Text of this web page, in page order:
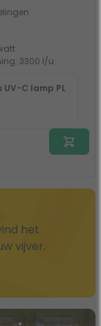
3300 l/u
UV-C lamp PL
het
vijver.